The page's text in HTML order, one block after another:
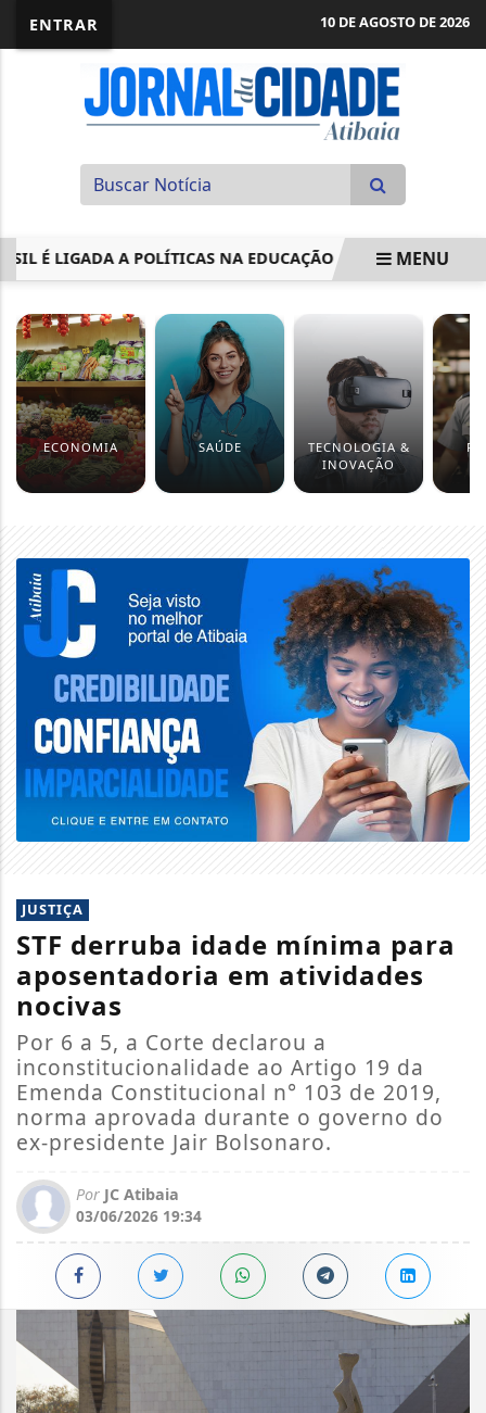
ENTRAR 10 DE AGOSTO DE 2026
LIGADA A POLÍTICAS NA EDUCAÇÃO CANCELADA A
MENU
ECONOMIA SAÚDE
TECNOLOGIA &
INOVAÇÃO
JUSTIÇA
STF derruba idade mínima para
aposentadoria em atividades
nocivas
Por 6 a 5, a Corte declarou a
inconstitucionalidade ao Artigo 19 da
Emenda Constitucional n° 103 de 2019,
norma aprovada durante o governo do
ex-presidente Jair Bolsonaro.
Por JC Atibaia
03/06/2026 19:34